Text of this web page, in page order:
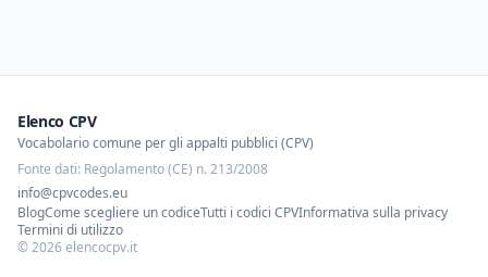
Elenco CPV
Vocabolario comune per gli appalti pubblici (CPV)
Fonte dati: Regolamento (CE) n. 213/2008
info@cpvcodes.eu
BlogCome scegliere un codiceTutti i codici CPVInformativa sulla privacy
Termini di utilizzo
©2026elencocpv.it